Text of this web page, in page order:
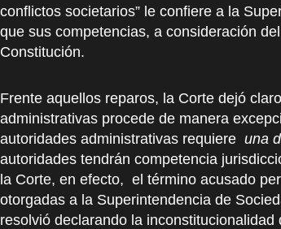
conflictos societarios” le confiere a la
que sus competencias, a consideración
Constitución.
Frente aquellos reparos, la Corte dejó
administrativas procede de manera
autoridades administrativas requiere una
autoridades tendrán competencia
la Corte, en efecto, el término acusado
otorgadas a la Superintendencia de
resolvió declarando la